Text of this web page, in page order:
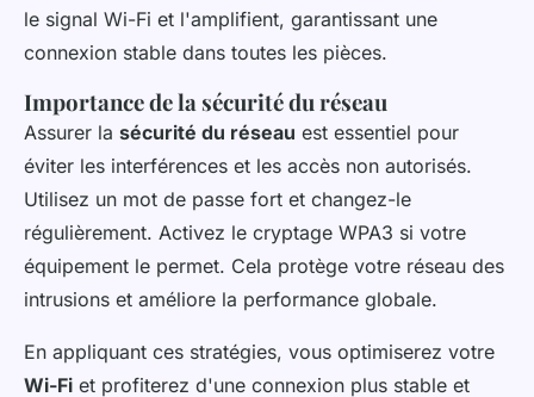
le signal Wi-Fi et l'amplifient, garantissant une
connexion stable dans toutes les pièces.
Importance de la sécurité du réseau
Assurer la sécurité du réseau est essentiel pour
éviter les interférences et les accès non autorisés.
Utilisez un mot de passe fort et changez-le
régulièrement. Activez le cryptage WPA3 si votre
équipement le permet. Cela protège votre réseau des
intrusions et améliore la performance globale.
En appliquant ces stratégies, vous optimiserez votre
Wi-Fi et profiterez d'une connexion plus stable et